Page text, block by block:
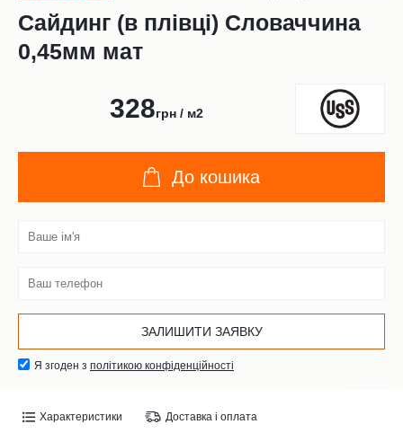
Сайдинг (в плівці) Словаччина
0,45мм мат
328грн / м2
До кошика
Я згоден з політикою конфіденційності
Характеристики Доставка і оплата